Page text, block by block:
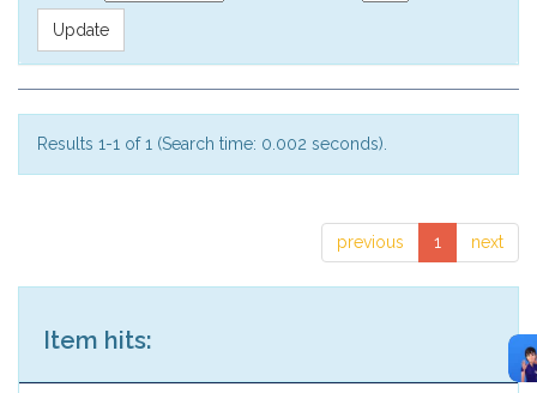
Results 1-1 of 1 (Search time: 0.002 seconds).
previous 1 next
Item hits: